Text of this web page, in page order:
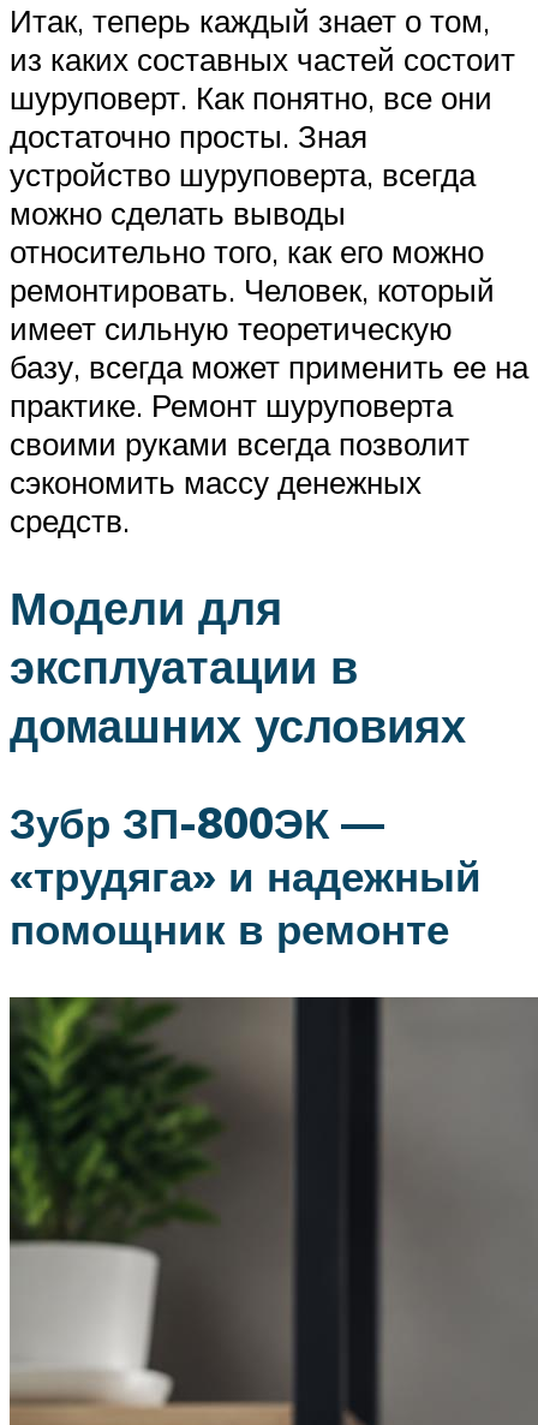
Итак, теперь каждый знает о том,
из каких составных частей состоит
шуруповерт. Как понятно, все они
достаточно просты. Зная
устройство шуруповерта, всегда
можно сделать выводы
относительно того, как его можно
ремонтировать. Человек, который
имеет сильную теоретическую
базу, всегда может применить ее на
практике. Ремонт шуруповерта
своими руками всегда позволит
сэкономить массу денежных
средств.
Модели для
эксплуатации в
домашних условиях
Зубр ЗП-800ЭК —
«трудяга» и надежный
помощник в ремонте